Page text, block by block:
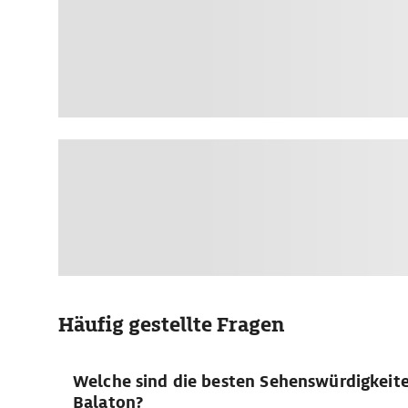
Häufig gestellte Fragen
Welche sind die besten
Balaton?